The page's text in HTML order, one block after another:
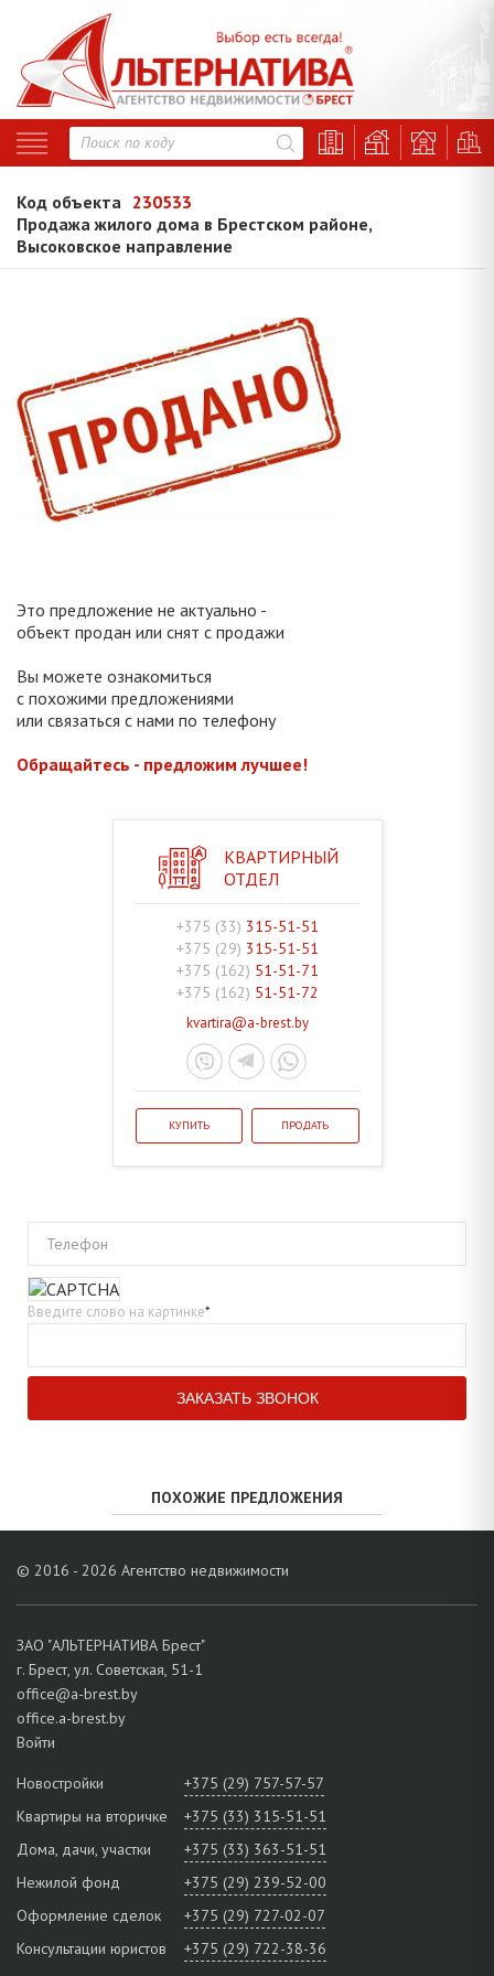
Код объекта 230533
Продажа жилого дома в Брестском районе,
Высоковское направление
Это предложение не актуально -
объект продан или снят с продажи
Вы можете ознакомиться
с похожими предложениями
или связаться с нами по телефону
Обращайтесь - предложим лучшее!
КВАРТИРНЫЙ
ОТДЕЛ
+375 (33) 315-51-51
+375 (29) 315-51-51
+375 (162) 51-51-71
+375 (162) 51-51-72
kvartira@a-brest.by
КУПИТЬ ПРОДАТЬ
Телефон
Введите слово на картинке*
ПОХОЖИЕ ПРЕДЛОЖЕНИЯ
© 2016 - 2026 Агентство недвижимости
ЗАО "АЛЬТЕРНАТИВА Брест"
г. Брест, ул. Советская, 51-1
office@a-brest.by
office.a-brest.by
Войти
Новостройки
+375 (29) 757-57-57
Квартиры на вторичке
+375 (33) 315-51-51
Дома, дачи, участки
+375 (33) 363-51-51
Нежилой фонд
+375 (29) 239-52-00
Оформление сделок
+375 (29) 727-02-07
Консультации юристов
+375 (29) 722-38-36